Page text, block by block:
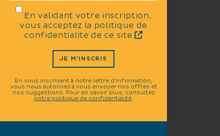
En validant votre inscription,
vous acceptez la politique de
confidentialité de ce site
JE M'INSCRIS
En vous inscrivant à notre lettre d'information,
vous nous autorisez à vous envoyer nos offres et
nos suggestions. Pour en savoir plus, consultez
notre politique de confidentialité.